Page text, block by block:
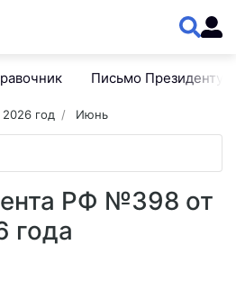
Письмо Президенту
2026 год Июнь
РФ №398 от
года